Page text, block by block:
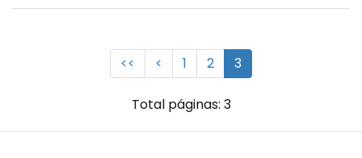
<< < 1 2 3
Total páginas: 3